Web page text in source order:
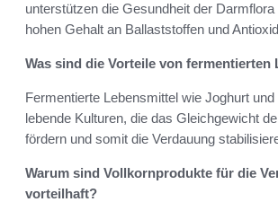
unterstützen die Gesundheit der
hohen Gehalt an Ballaststoffen und
Was sind die Vorteile von fermentierten
Fermentierte Lebensmittel wie Joghurt
lebende Kulturen, die das Gleichgewicht
fördern und somit die Verdauung
Warum sind Vollkornprodukte für die
vorteilhaft?